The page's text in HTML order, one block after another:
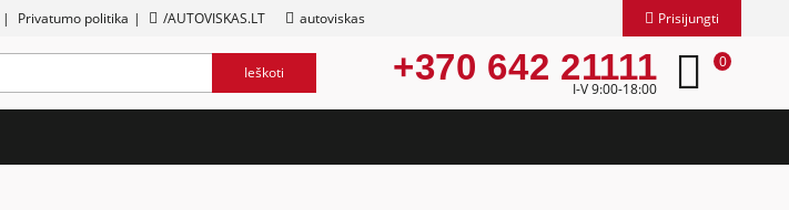
| Privatumo politika | /AUTOVISKAS.LT autoviskas Prisijungti
Ieškoti +370 642 21111
I-V 9:00-18:00
0